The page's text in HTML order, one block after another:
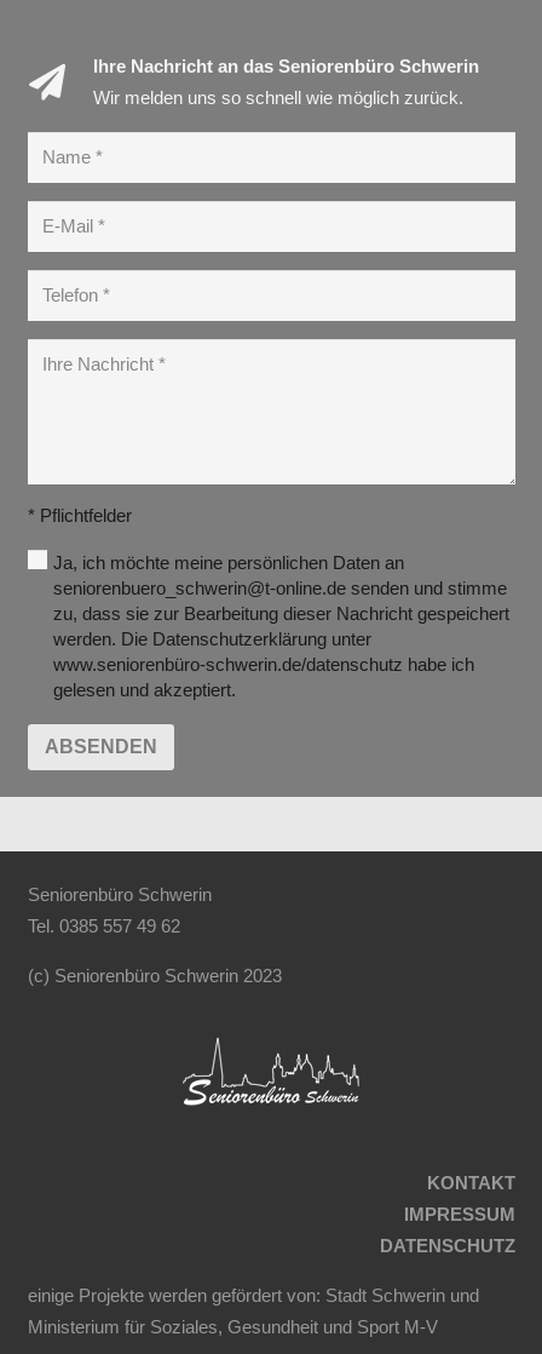
Ihre Nachricht an das Seniorenbüro Schwerin
Wir melden uns so schnell wie möglich zurück.
* Pflichtfelder
Ja, ich möchte meine persönlichen Daten an
seniorenbuero_schwerin@t-online.de senden und stimme
zu, dass sie zur Bearbeitung dieser Nachricht gespeichert
werden. Die Datenschutzerklärung unter
www.seniorenbüro-schwerin.de/datenschutz habe ich
gelesen und akzeptiert.
ABSENDEN
Seniorenbüro Schwerin
Tel. 0385 557 49 62
(c) Seniorenbüro Schwerin 2023
KONTAKT
IMPRESSUM
DATENSCHUTZ
einige Projekte werden gefördert von: Stadt Schwerin und
Ministerium für Soziales, Gesundheit und Sport M-V